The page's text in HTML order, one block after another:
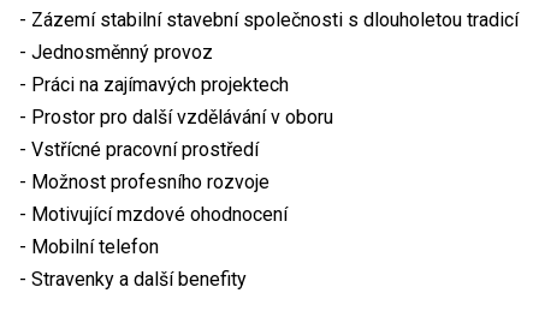
- Zázemí stabilní stavební společnosti s dlouholetou tradicí
- Jednosměnný provoz
- Práci na zajímavých projektech
- Prostor pro další vzdělávání v oboru
- Vstřícné pracovní prostředí
- Možnost profesního rozvoje
- Motivující mzdové ohodnocení
- Mobilní telefon
- Stravenky a další benefity